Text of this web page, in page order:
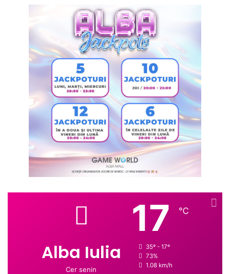
Alba Iulia
Cer senin
17 ℃
35º - 17º
73%
1.08 km/h